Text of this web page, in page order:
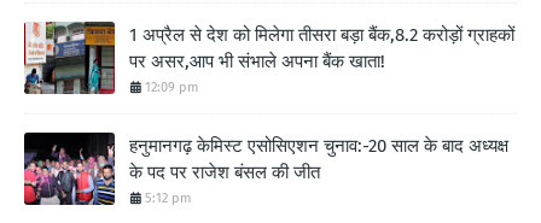
1 अप्रैल से देश को मिलेगा तीसरा बड़ा बैंक,8.2 करोड़ों ग्राहकों
पर असर,आप भी संभाले अपना बैंक खाता!
12:09 pm
हनुमानगढ़ केमिस्ट एसोसिएशन चुनाव:-20 साल के बाद अध्यक्ष
के पद पर राजेश बंसल की जीत
5:12 pm